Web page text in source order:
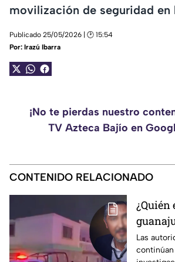
movilización de seguridad en
Publicado 25/05/2026 | 🕑 15:54
Por: Irazú Ibarra
¡No te pierdas nuestro
TV Azteca Bajío en
CONTENIDO RELACIONADO
¿Quién
perdió
riña
Las